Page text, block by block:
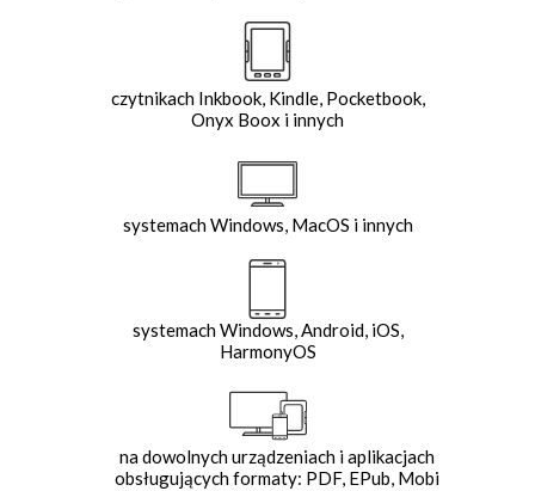
czytnikach Inkbook, Kindle, Pocketbook,
Onyx Boox i innych
systemach Windows, MacOS i innych
systemach Windows, Android, iOS,
HarmonyOS
na dowolnych urządzeniach i aplikacjach
obsługujących formaty: PDF, EPub, Mobi